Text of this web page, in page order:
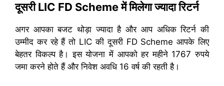
दूसरी LIC FD Scheme में मिलेगा ज्यादा रिटर्न
अगर आपका बजट थोड़ा ज्यादा है और आप अधिक रिटर्न की
उम्मीद कर रहे हैं तो LIC की दूसरी FD Scheme आपके लिए
बेहतर विकल्प है। इस योजना में आपको हर महीने 1767 रुपये
जमा करने होते हैं और निवेश अवधि 16 वर्ष की रहती है।